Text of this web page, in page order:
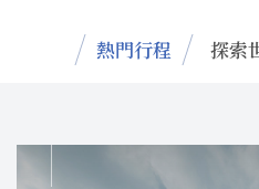
熱門行程 探索